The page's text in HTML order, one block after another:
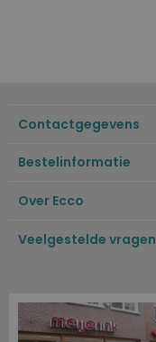
Contactgegevens
Bestelinformatie
Over Ecco
Veelgestelde vragen